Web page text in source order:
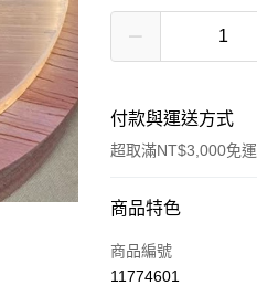
付款與運送方式
超取滿NT$3,000免運
付款方式
信用卡一次付款
商品特色
商品編號
11774601